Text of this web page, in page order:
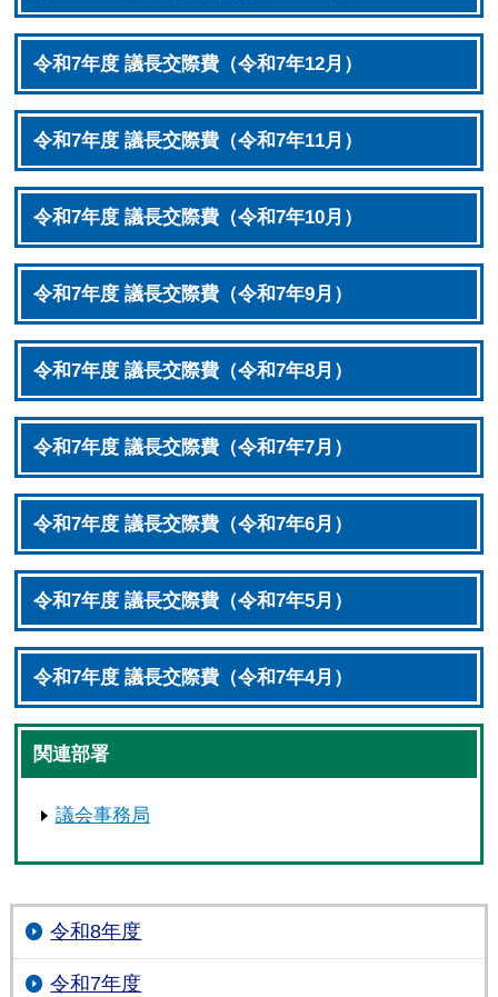
令和7年度 議長交際費（令和7年12月）
令和7年度 議長交際費（令和7年11月）
令和7年度 議長交際費（令和7年10月）
令和7年度 議長交際費（令和7年9月）
令和7年度 議長交際費（令和7年8月）
令和7年度 議長交際費（令和7年7月）
令和7年度 議長交際費（令和7年6月）
令和7年度 議長交際費（令和7年5月）
令和7年度 議長交際費（令和7年4月）
関連部署
議会事務局
令和8年度
令和7年度